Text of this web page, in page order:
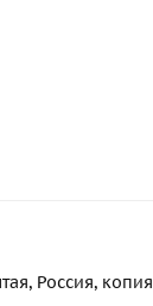
Россия, копия